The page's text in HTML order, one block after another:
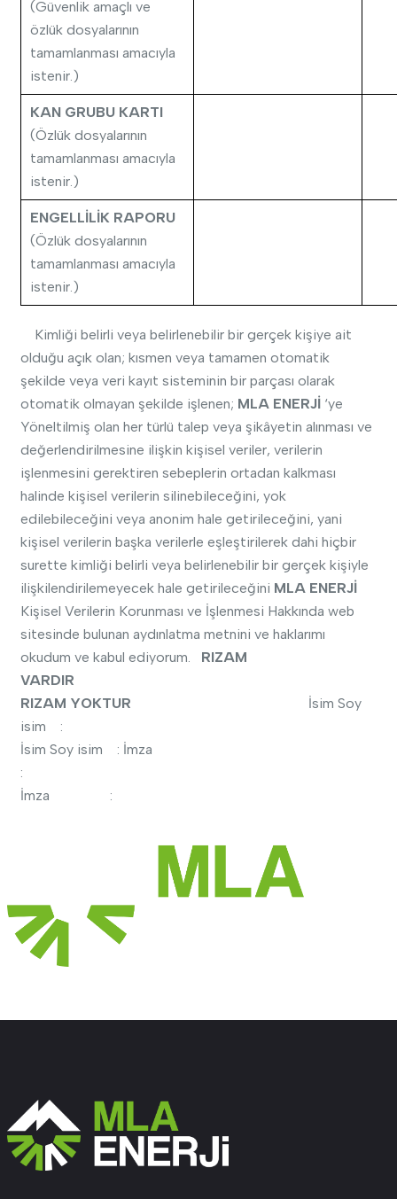
(Güvenlik amaçlı ve
özlük dosyalarının
tamamlanması amacıyla
istenir.)
KAN GRUBU KARTI
(Özlük dosyalarının
tamamlanması amacıyla
istenir.)
ENGELLİLİK RAPORU
(Özlük dosyalarının
tamamlanması amacıyla
istenir.)
Kimliği belirli veya belirlenebilir bir gerçek kişiye ait
olduğu açık olan; kısmen veya tamamen otomatik
şekilde veya veri kayıt sisteminin bir parçası olarak
otomatik olmayan şekilde işlenen; MLA ENERJİ ‘ye
Yöneltilmiş olan her türlü talep veya şikâyetin alınması ve
değerlendirilmesine ilişkin kişisel veriler, verilerin
işlenmesini gerektiren sebeplerin ortadan kalkması
halinde kişisel verilerin silinebileceğini, yok
edilebileceğini veya anonim hale getirileceğini, yani
kişisel verilerin başka verilerle eşleştirilerek dahi hiçbir
surette kimliği belirli veya belirlenebilir bir gerçek kişiyle
ilişkilendirilemeyecek hale getirileceğini MLA ENERJİ
Kişisel Verilerin Korunması ve İşlenmesi Hakkında web
sitesinde bulunan aydınlatma metnini ve haklarımı
okudum ve kabul ediyorum. RIZAM
VARDIR
RIZAM YOKTUR
İsim Soy
isim :
İsim Soy isim : İmza
:
İmza :